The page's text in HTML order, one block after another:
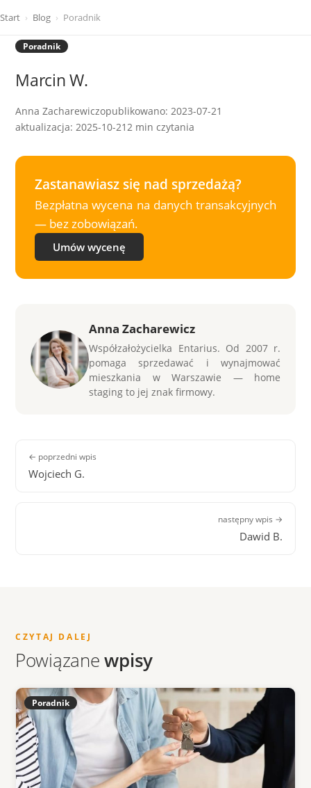
Start › Blog › Poradnik
Poradnik
Marcin W.
Anna Zacharewiczopublikowano: 2023-07-21
aktualizacja: 2025-10-212 min czytania
Zastanawiasz się nad sprzedażą?
Bezpłatna wycena na danych transakcyjnych
— bez zobowiązań.
Umów wycenę
Anna Zacharewicz
Współzałożycielka Entarius. Od 2007 r.
pomaga sprzedawać i wynajmować
mieszkania w Warszawie — home
staging to jej znak firmowy.
← poprzedni wpis
Wojciech G.
następny wpis →
Dawid B.
CZYTAJ DALEJ
Powiązanewpisy
Poradnik